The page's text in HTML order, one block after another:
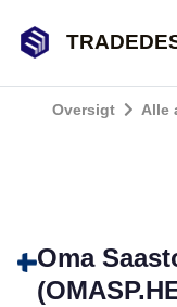
Oversigt Alle
Oma